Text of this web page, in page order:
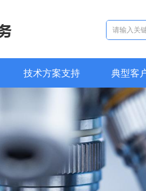
技术方案支持 典型客
典型客户